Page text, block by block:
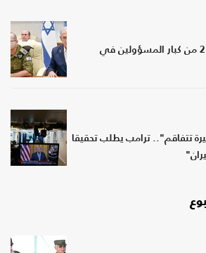
بسبب إيران.. إقالة 2 من كبار المسؤولين في
تتفاقم".. ترامب يطلب تحقيقا